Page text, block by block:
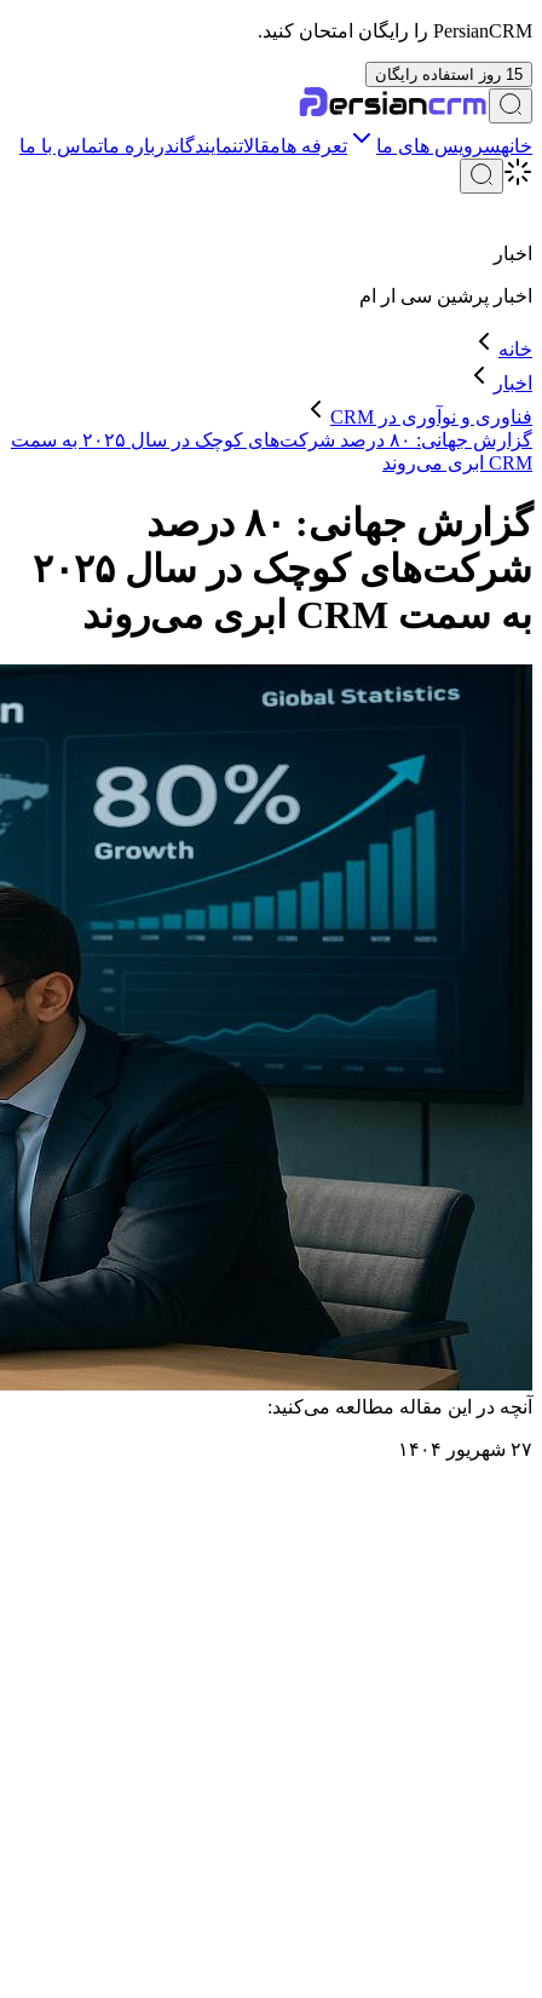
PersianCRM را رایگان امتحان کنید.
15 روز استفاده رایگان
خانهسرویس های ما تعرفه هامقالاتنمایندگاندرباره ماتماس با ما
اخبار
اخبار پرشین سی ار ام
خانه
اخبار
فناوری و نوآوری در CRM
گزارش جهانی: ۸۰ درصد شرکت‌های کوچک در سال ۲۰۲۵ به سمت
CRM ابری می‌روند
گزارش جهانی: ۸۰ درصد
شرکت‌های کوچک در سال ۲۰۲۵
به سمت CRM ابری می‌روند
آنچه در این مقاله مطالعه می‌کنید:
۲۷ شهریور ۱۴۰۴